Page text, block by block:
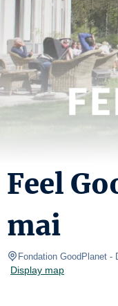
Feel
mai
Fondation GoodPlanet -
Display map